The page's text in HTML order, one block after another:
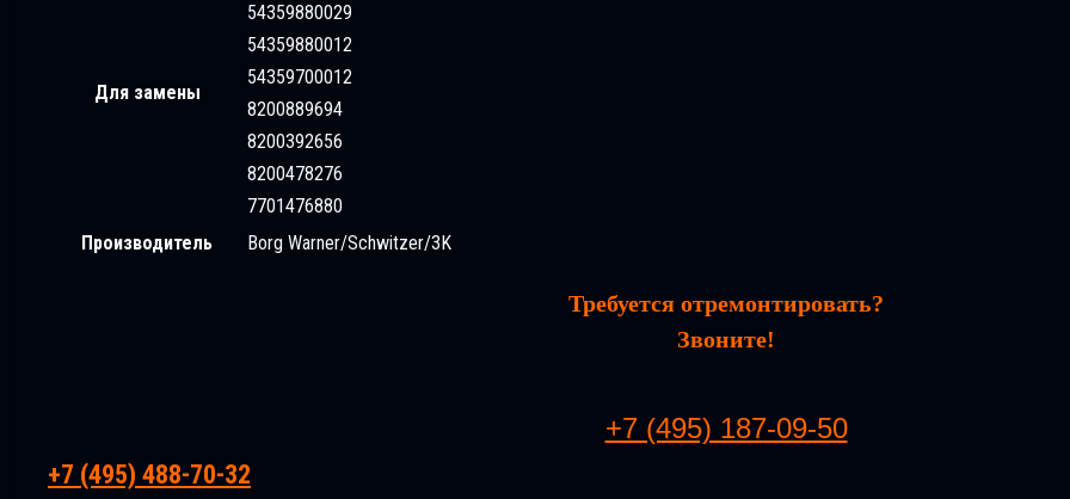
Для замены
54359880029
54359880012
54359700012
8200889694
8200392656
8200478276
7701476880
Производитель
Borg Warner/Schwitzer/3K
Требуется отремонтировать?
Звоните!
+7 (495) 187-09-50
+7 (495) 488-70-32